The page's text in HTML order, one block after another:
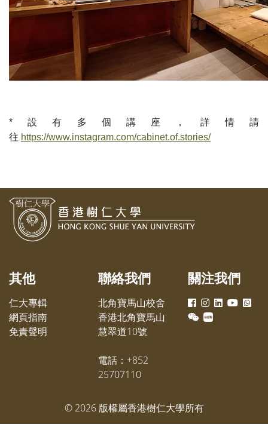
*設有多個講座，詳情請
往 https://www.instagram.com/cabinet.of.stories/
其他
仁大專輯
網頁指南
免責聲明
聯絡我們
北角寶馬山校舍
香港北角寶馬山
慧翠道10號
電話：+852
25707110
關注我們
© 2026版權屬香港樹仁大學所有